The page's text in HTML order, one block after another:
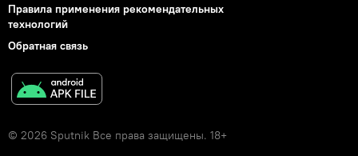
Правила применения рекомендательных
технологий
Обратная связь
© 2026 Sputnik Все права защищены. 18+